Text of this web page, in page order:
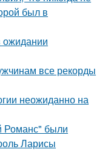
был в
ожидании
все рекорды
неожиданно на
Романс" были
Ларисы